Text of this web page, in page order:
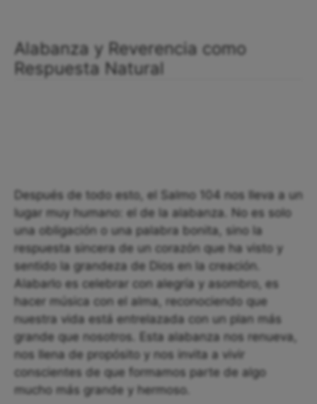
Alabanza y Reverencia como
Respuesta Natural
Después de todo esto, el Salmo 104 nos lleva a un
lugar muy humano: el de la alabanza. No es solo
una obligación o una palabra bonita, sino la
respuesta sincera de un corazón que ha visto y
sentido la grandeza de Dios en la creación.
Alabarlo es celebrar con alegría y asombro, es
hacer música con el alma, reconociendo que
nuestra vida está entrelazada con un plan más
grande que nosotros. Esta alabanza nos renueva,
nos llena de propósito y nos invita a vivir
conscientes de que formamos parte de algo
mucho más grande y hermoso.